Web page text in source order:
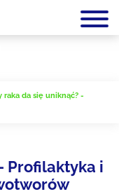
raka da się uniknąć? -
Profilaktyka i